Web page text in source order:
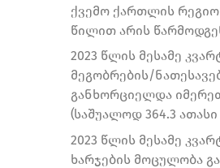
ქვემო ქართლის
წილით არის
2023 წლის მესამე
მეგობრების/
განხორციელდა
(საშუალოდ 364.3
2023 წლის მესამე
ხარჯების მოცულობა